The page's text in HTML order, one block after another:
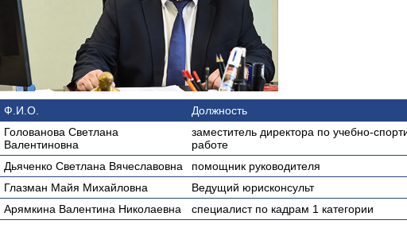
Ф.И.О. Должность
Голованова Светлана
Валентиновна
заместитель директора по учебно-
работе
Дьяченко Светлана Вячеславовна помощник руководителя
Глазман Майя Михайловна
Ведущий юрисконсульт
Арямкина Валентина Николаевна
специалист по кадрам 1 категории